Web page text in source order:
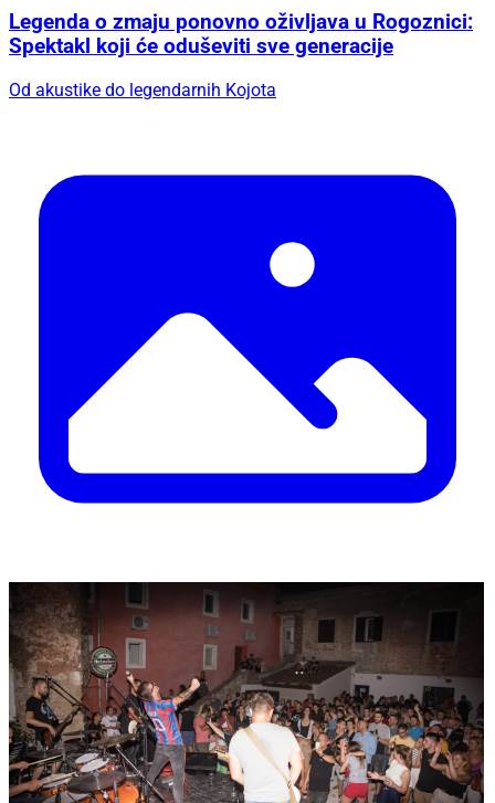
Legenda o zmaju ponovno oživljava u Rogoznici:
Spektakl koji će oduševiti sve generacije
Od akustike do legendarnih Kojota